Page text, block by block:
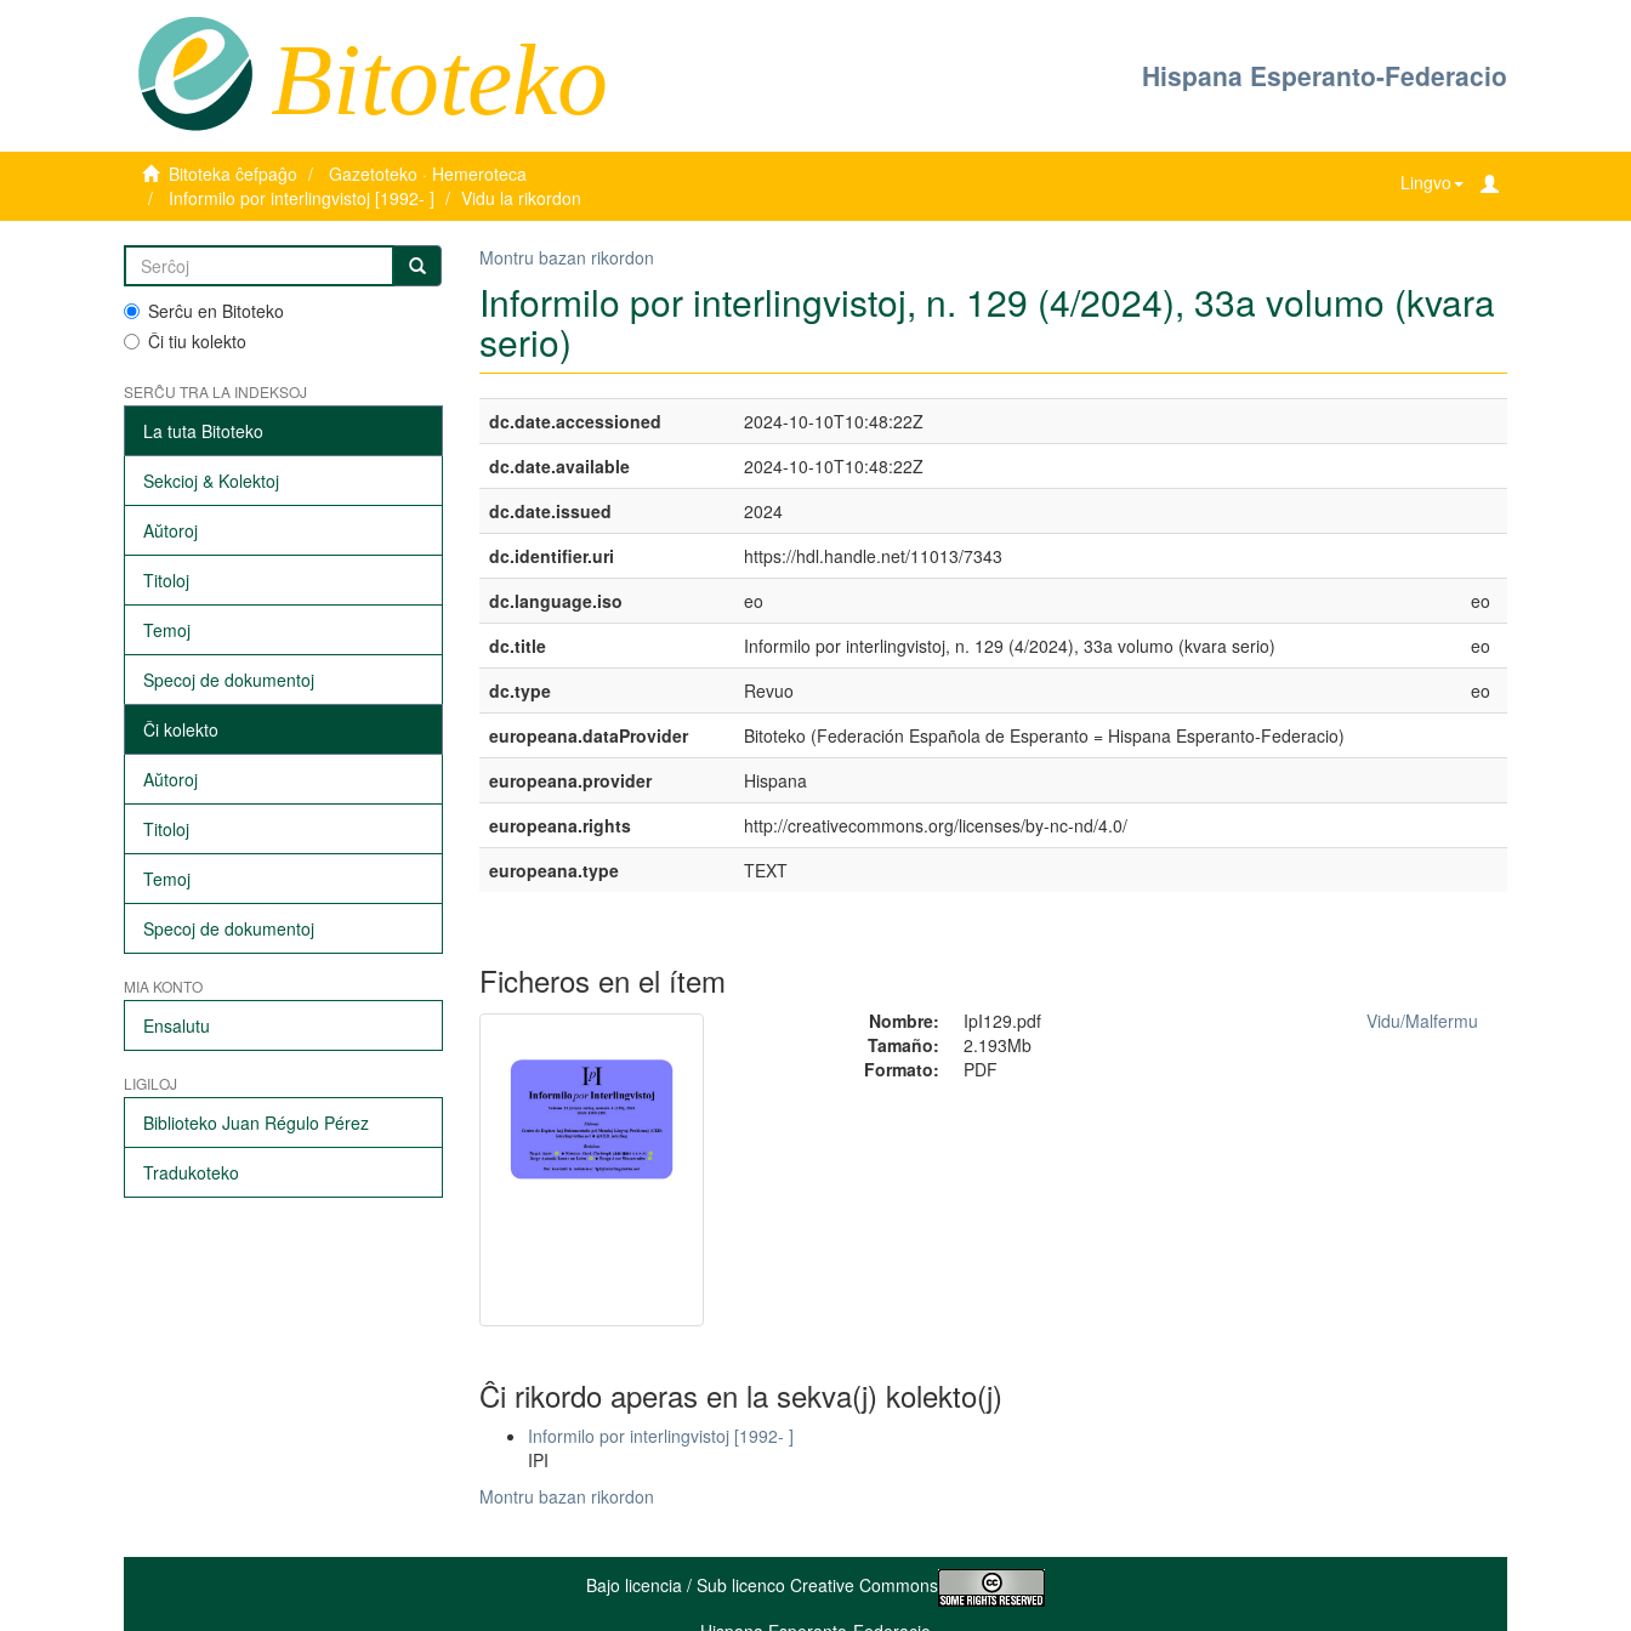
Bitoteko Hispana Esperanto-Federacio
Bitoteka ĉefpaĝo
Gazetoteko · Hemeroteca
Informilo por interlingvistoj [1992- ]
Vidu la rikordon
Lingvo
Serĉu en Bitoteko
Ĉi tiu kolekto
SERĈU TRA LA INDEKSOJ
La tuta Bitoteko
Sekcioj & Kolektoj
Aŭtoroj
Titoloj
Temoj
Specoj de dokumentoj
Ĉi kolekto
Aŭtoroj
Titoloj
Temoj
Specoj de dokumentoj
MIA KONTO
Ensalutu
LIGILOJ
Biblioteko Juan Régulo Pérez
Tradukoteko
Montru bazan rikordon
Informilo por interlingvistoj, n. 129 (4/2024), 33a volumo (kvara
serio)
dc.date.accessioned
2024-10-10T10:48:22Z
dc.date.available
2024-10-10T10:48:22Z
dc.date.issued
2024
dc.identifier.uri
https://hdl.handle.net/11013/7343
dc.language.iso
eo
eo
dc.title
Informilo por interlingvistoj, n. 129 (4/2024), 33a volumo (kvara serio)
eo
dc.type
Revuo
eo
europeana.dataProvider
Bitoteko (Federación Española de Esperanto = Hispana Esperanto-Federacio)
europeana.provider
Hispana
europeana.rights
http://creativecommons.org/licenses/by-nc-nd/4.0/
europeana.type
TEXT
Ficheros en el ítem
Nombre:
IpI129.pdf
Tamaño:
2.193Mb
Formato:
PDF
Vidu/Malfermu
Ĉi rikordo aperas en la sekva(j) kolekto(j)
Informilo por interlingvistoj [1992- ]
IPI
Montru bazan rikordon
Bajo licencia / Sub licenco Creative Commons